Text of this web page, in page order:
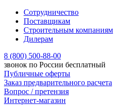
Сотрудничество
Поставщикам
Строительным компаниям
Дилерам
8 (800) 500-88-00
звонок по России бесплатный
Публичные оферты
Заказ предварительного расчета
Вопрос / претензия
Интернет-магазин